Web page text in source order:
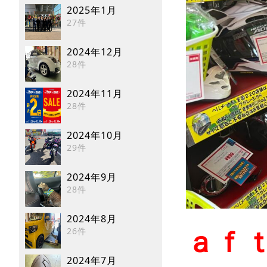
2025年1月
27件
2024年12月
28件
2024年11月
28件
2024年10月
29件
2024年9月
28件
2024年8月
26件
2024年7月
ａｆ